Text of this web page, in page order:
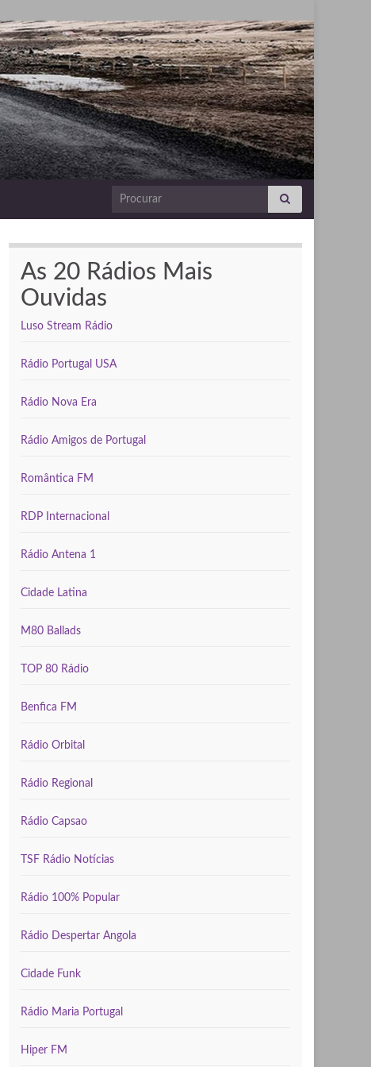
Search for:
As 20 Rádios Mais
Ouvidas
Luso Stream Rádio
Rádio Portugal USA
Rádio Nova Era
Rádio Amigos de Portugal
Romântica FM
RDP Internacional
Rádio Antena 1
Cidade Latina
M80 Ballads
TOP 80 Rádio
Benfica FM
Rádio Orbital
Rádio Regional
Rádio Capsao
TSF Rádio Notícias
Rádio 100% Popular
Rádio Despertar Angola
Cidade Funk
Rádio Maria Portugal
Hiper FM